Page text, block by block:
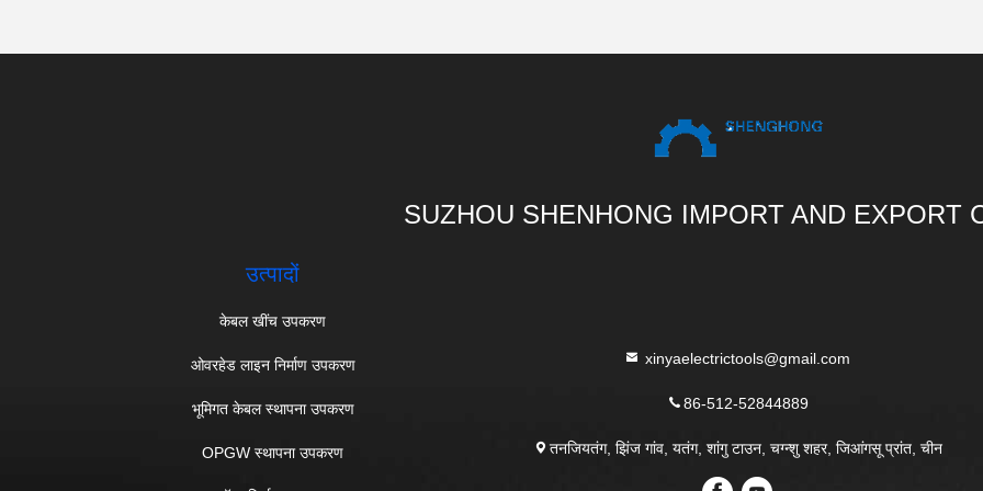
SUZHOU SHENHONG IMPORT AND EXPORT
उत्पादों
केबल खींच उपकरण
ओवरहेड लाइन निर्माण उपकरण
भूमिगत केबल स्थापना उपकरण
OPGW स्थापना उपकरण
xinyaelectrictools@gmail.com
86-512-52844889
तनजियतंग, झिंज गांव, यतंग, शांगु टाउन, चग्न्शु शहर, जिआंगसू प्रांत, चीन